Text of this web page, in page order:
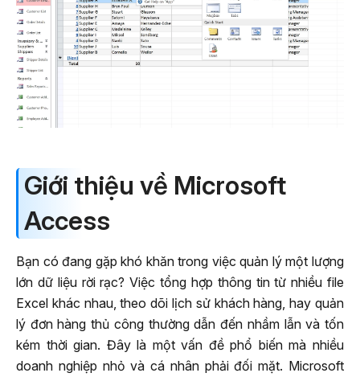
Giới thiệu về Microsoft
Access
Bạn có đang gặp khó khăn trong việc quản lý một lượng
lớn dữ liệu rời rạc? Việc tổng hợp thông tin từ nhiều file
Excel khác nhau, theo dõi lịch sử khách hàng, hay quản
lý đơn hàng thủ công thường dẫn đến nhầm lẫn và tốn
kém thời gian. Đây là một vấn đề phổ biến mà nhiều
doanh nghiệp nhỏ và cá nhân phải đối mặt. Microsoft